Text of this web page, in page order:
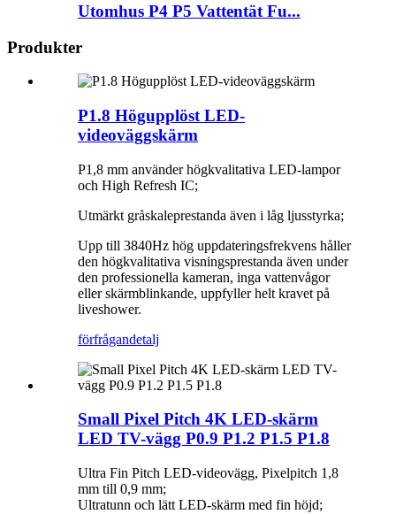
Utomhus P4 P5 Vattentät Fu...
Produkter
P1.8 Högupplöst LED-
videoväggskärm
P1,8 mm använder högkvalitativa LED-lampor
och High Refresh IC;
Utmärkt gråskaleprestanda även i låg ljusstyrka;
Upp till 3840Hz hög uppdateringsfrekvens håller
den högkvalitativa visningsprestanda även under
den professionella kameran, inga vattenvågor
eller skärmblinkande, uppfyller helt kravet på
liveshower.
förfrågandetalj
Small Pixel Pitch 4K LED-skärm
LED TV-vägg P0.9 P1.2 P1.5 P1.8
Ultra Fin Pitch LED-videovägg, Pixelpitch 1,8
mm till 0,9 mm;
Ultratunn och lätt LED-skärm med fin höjd;